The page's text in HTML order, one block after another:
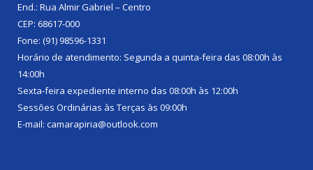
End.: Rua Almir Gabriel – Centro
CEP: 68617-000
Fone: (91) 98596-1331
Horário de atendimento: Segunda a quinta-feira das 08:00h às
14:00h
Sexta-feira expediente interno das 08:00h às 12:00h
Sessões Ordinárias às Terças às 09:00h
E-mail: camarapiria@outlook.com